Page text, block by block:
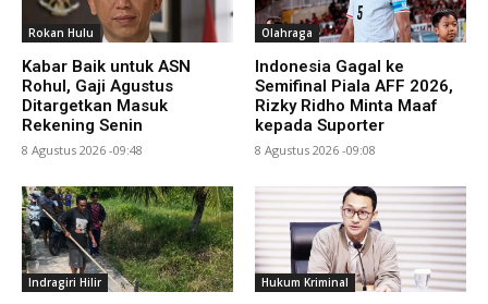
Rokan Hulu
Kabar Baik untuk ASN
Rohul, Gaji Agustus
Ditargetkan Masuk
Rekening Senin
8 Agustus 2026 -09:48
Olahraga
Indonesia Gagal ke
Semifinal Piala AFF 2026,
Rizky Ridho Minta Maaf
kepada Suporter
8 Agustus 2026 -09:08
Indragiri Hilir Hukum Kriminal